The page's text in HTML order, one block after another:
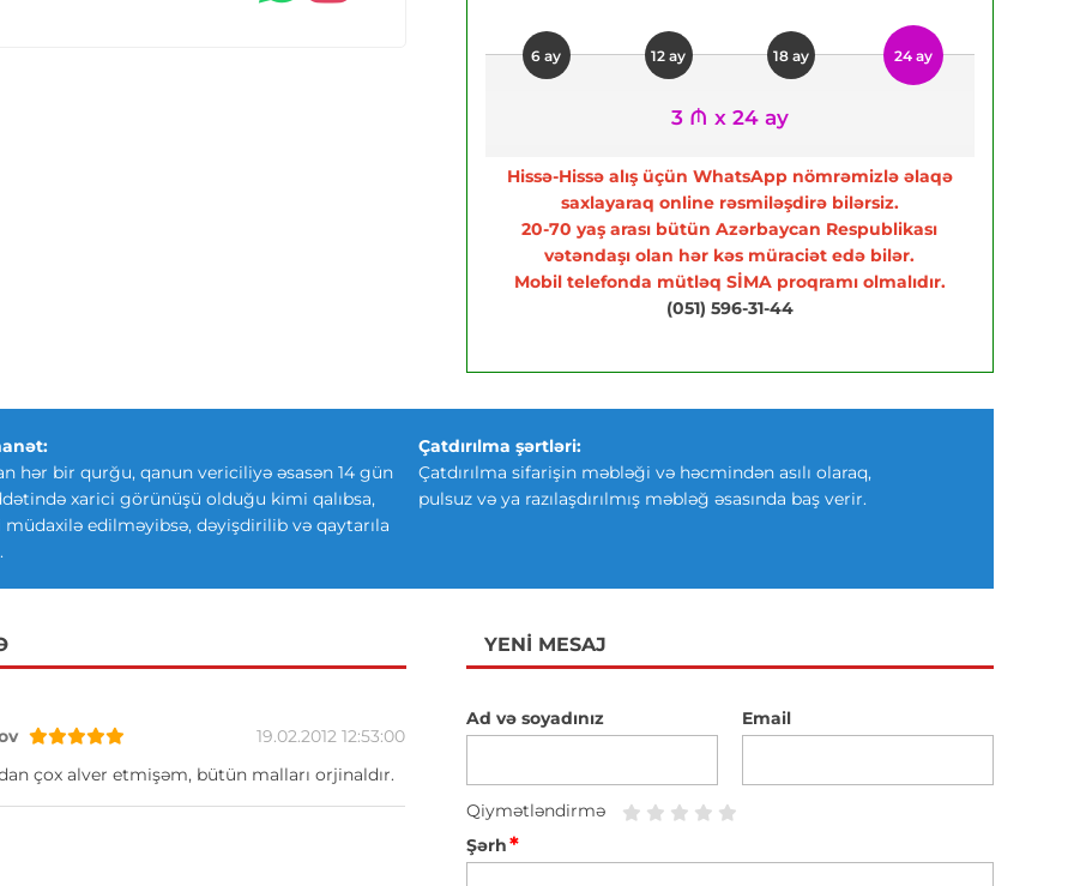
6 ay 12 ay 18 ay 24 ay
3 ₼ x 24 ay
Hissə-Hissə alış üçün WhatsApp nömrəmizlə əlaqə
saxlayaraq online rəsmiləşdirə bilərsiz.
20-70 yaş arası bütün Azərbaycan Respublikası
vətəndaşı olan hər kəs müraciət edə bilər.
Mobil telefonda mütləq SİMA proqramı olmalıdır.
(051) 596-31-44
hər bir qurğu, qanun vericiliyə əsasən 14 gün
xarici görünüşü olduğu kimi qalıbsa,
müdaxilə edilməyibsə, dəyişdirilib və qaytarıla
Çatdırılma şərtləri:
Çatdırılma sifarişin məbləği və həcmindən asılı olaraq,
pulsuz və ya razılaşdırılmış məbləğ əsasında baş verir.
19.02.2012 12:53:00
çox alver etmişəm, bütün malları orjinaldır.
YENI MESAJ
Ad və soyadınız Email
Qiymətləndirmə
Şərh*